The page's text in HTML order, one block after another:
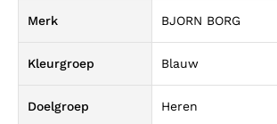
Merk BJORN BORG
Kleurgroep Blauw
Doelgroep Heren